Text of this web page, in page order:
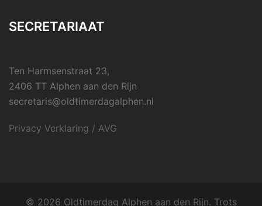
SECRETARIAAT
Ten Harmsenstraat 23,
2406 TT Alphen aan den Rijn
secretaris@oldtimerdagalphen.nl
Privacy Verklaring / AVG
© 2026 Oldtimerdag Alphen aan den Rijn. Trots